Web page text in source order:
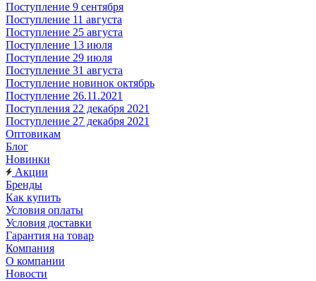
Поступление 9 сентября
Поступление 11 августа
Поступление 25 августа
Поступление 13 июля
Поступление 29 июля
Поступление 31 августа
Поступление новинок октябрь
Поступление 26.11.2021
Поступления 22 декабря 2021
Поступление 27 декабря 2021
Оптовикам
Блог
Новинки
Акции
Бренды
Как купить
Условия оплаты
Условия доставки
Гарантия на товар
Компания
О компании
Новости